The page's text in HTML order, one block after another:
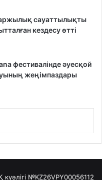
сауаттылықты
кездесу өтті
фестивалінде әуесқой
жеңімпаздары
№KZ26VPY00056112